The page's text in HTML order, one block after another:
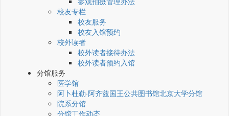
校友专栏
校友服务
校友入馆预约
校外读者
校外读者接待办法
校外读者预约入馆
分馆服务
医学馆
阿卜杜勒·阿齐兹国王公共图书馆北京大学分馆
院系分馆
分馆工作动态